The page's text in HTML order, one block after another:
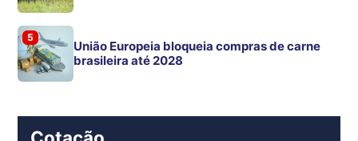
5
União Europeia bloqueia compras de carne
brasileira até 2028